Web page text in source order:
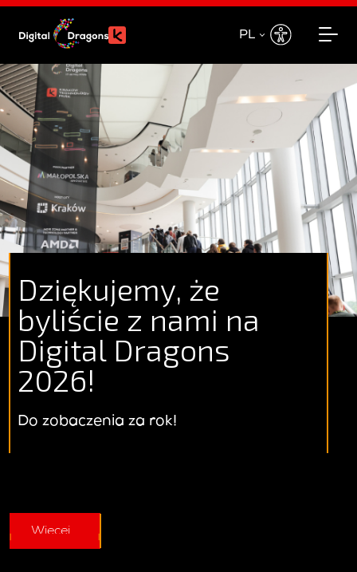
PL
EN
Dziękujemy, że
byliście z nami na
Digital Dragons
2026!
Do zobaczenia za rok!
Więcej...